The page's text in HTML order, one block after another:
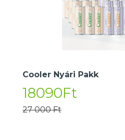
Cooler Nyári Pakk
18090Ft
27 000 Ft